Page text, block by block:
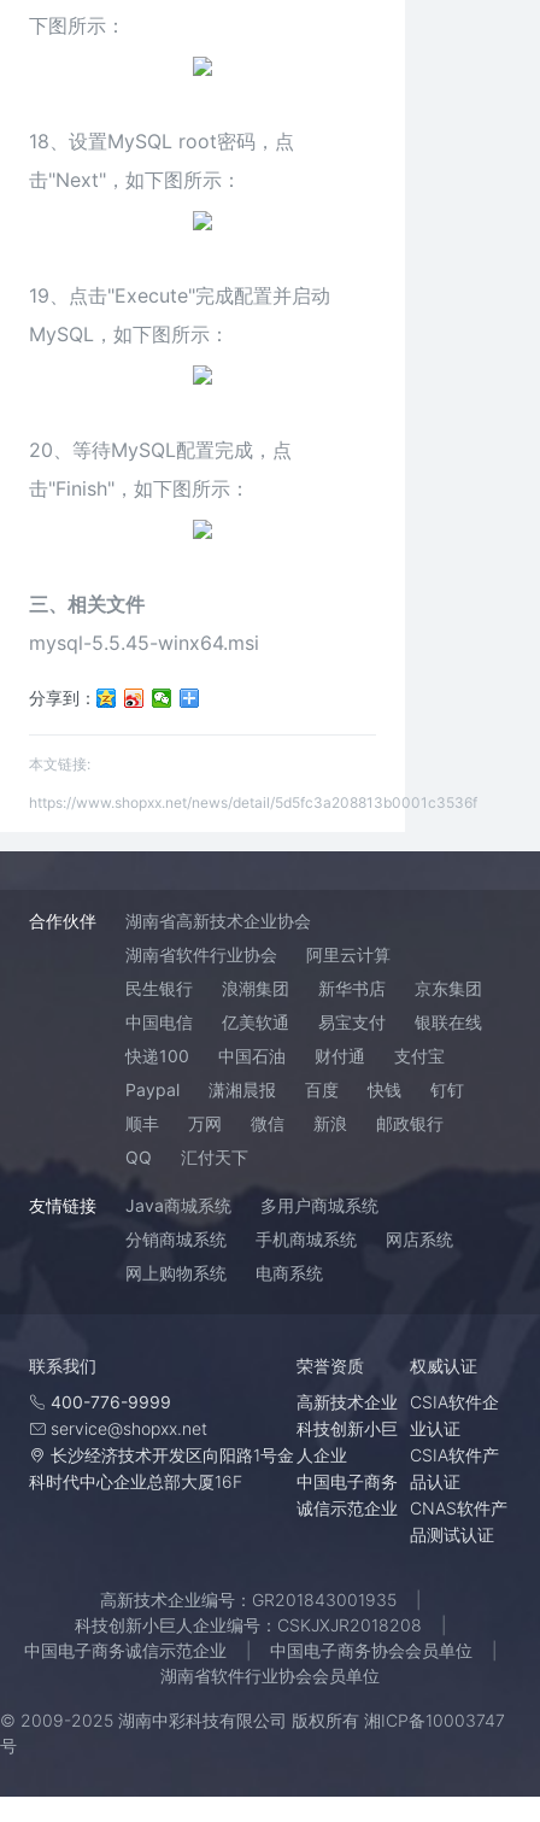
下图所示：
18、设置MySQL root密码，点
击"Next"，如下图所示：
19、点击"Execute"完成配置并启动
MySQL，如下图所示：
20、等待MySQL配置完成，点
击"Finish"，如下图所示：
三、相关文件
mysql-5.5.45-winx64.msi
分享到：
本文链接:
https://www.shopxx.net/news/detail/5d5fc3a208813b0001c3536f
合作伙伴
湖南省高新技术企业协会
湖南省软件行业协会
阿里云计算
民生银行
浪潮集团 新华书店
京东集团
中国电信
亿美软通 易宝支付
银联在线
快递100
中国石油 财付通
支付宝
Paypal
潇湘晨报 百度 快钱
钉钉
顺丰
万网 微信 新浪
邮政银行
QQ
汇付天下
友情链接 Java商城系统
多用户商城系统
分销商城系统
手机商城系统
网店系统
网上购物系统
电商系统
联系我们
400-776-9999
service@shopxx.net
长沙经济技术开发区向阳路1号金
科时代中心企业总部大厦16F
荣誉资质
高新技术企业
科技创新小巨
人企业
中国电子商务
诚信示范企业
权威认证
CSIA软件企
业认证
CSIA软件产
品认证
CNAS软件产
品测试认证
高新技术企业编号：GR201843001935
科技创新小巨人企业编号：CSKJXJR2018208
中国电子商务诚信示范企业
中国电子商务协会会员单位
湖南省软件行业协会会员单位
© 2009-2025 湖南中彩科技有限公司 版权所有 湘ICP备10003747
号